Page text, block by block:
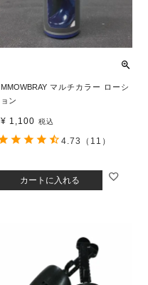
MMOWBRAY マルチカラー ローシ
ョン
¥ 1,100 税込
カートに入れる
4.73 （11）